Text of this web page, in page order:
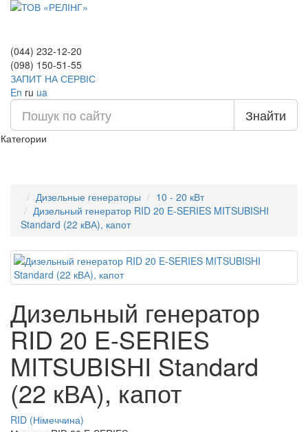
(044) 232-12-20
(098) 150-51-55
ЗАПИТ НА СЕРВІС
En ru ua
Знайти
Категории
Дизельные генераторы
10 - 20 кВт
Дизельный генератор RID 20 E-SERIES MITSUBISHI
Standard (22 кВА), капот
Дизельный генератор
RID 20 E-SERIES
MITSUBISHI Standard
(22 кВА), капот
RID (Німеччина)